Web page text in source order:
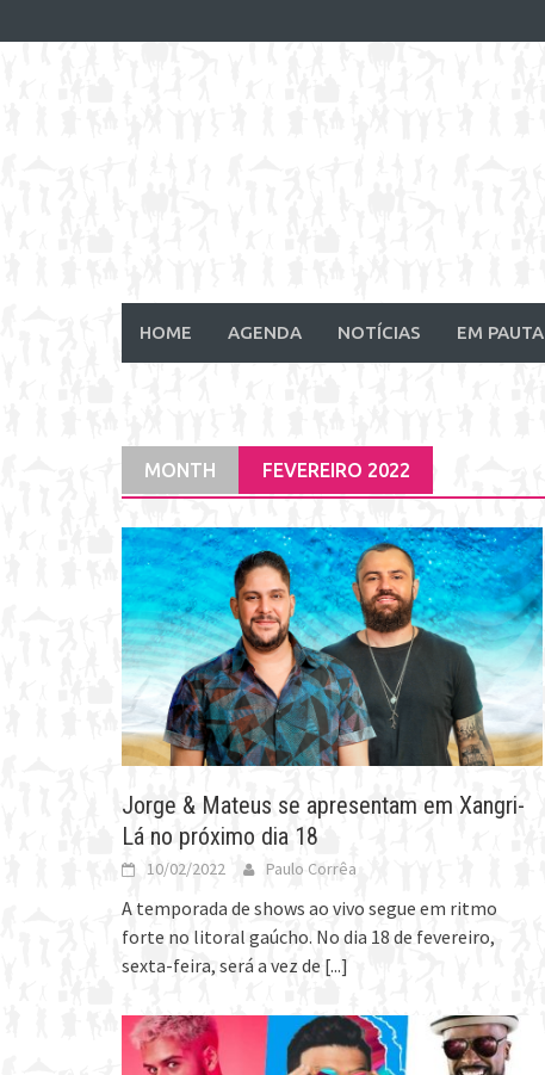
to
HOME AGENDA NOTÍCIAS EM PAUTA
MONTH FEVEREIRO 2022
Jorge & Mateus se apresentam em Xangri-
Lá no próximo dia 18
10/02/2022 Paulo Corrêa
A temporada de shows ao vivo segue em ritmo
forte no litoral gaúcho. No dia 18 de fevereiro,
sexta-feira, será a vez de [...]